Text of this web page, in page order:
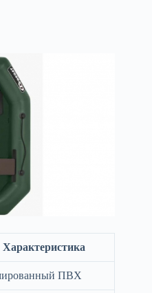
Характеристика
ПВХ